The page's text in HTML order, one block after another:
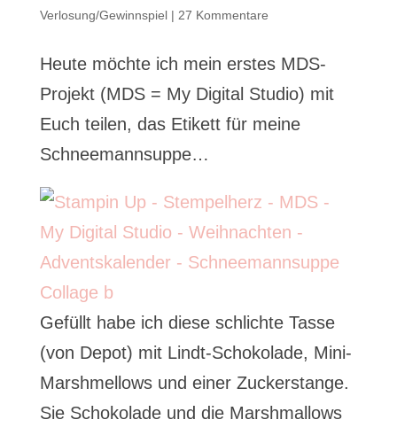
Verlosung/Gewinnspiel| 27 Kommentare
Heute möchte ich mein erstes MDS-
Projekt (MDS = My Digital Studio) mit
Euch teilen, das Etikett für meine
Schneemannsuppe…
Gefüllt habe ich diese schlichte Tasse
(von Depot) mit Lindt-Schokolade, Mini-
Marshmellows und einer Zuckerstange.
Sie Schokolade und die Marshmallows